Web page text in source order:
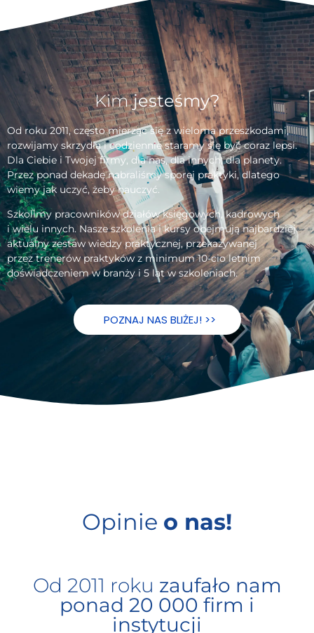
Kimjesteśmy?
Od roku 2011, często mierząc się z wieloma przeszkodami,
rozwijamy skrzydła i codziennie staramy się być coraz lepsi.
Dla Ciebie i Twojej firmy, dla nas, dla innych, dla planety.
Przez ponad dekadę nabraliśmy sporej praktyki, dlatego
wiemy jak uczyć, żeby nauczyć.
Szkolimy pracowników działów księgowych, kadrowych
i wielu innych. Nasze szkolenia i kursy obejmują najbardziej
aktualny zestaw wiedzy praktycznej, przekazywanej
przez trenerów praktyków z minimum 10-cio letnim
doświadczeniem w branży i 5 lat w szkoleniach.
POZNAJ NAS BLIŻEJ! >>
Opinie o nas!
Od 2011 roku zaufało nam
ponad 20 000 firm i
instytucji